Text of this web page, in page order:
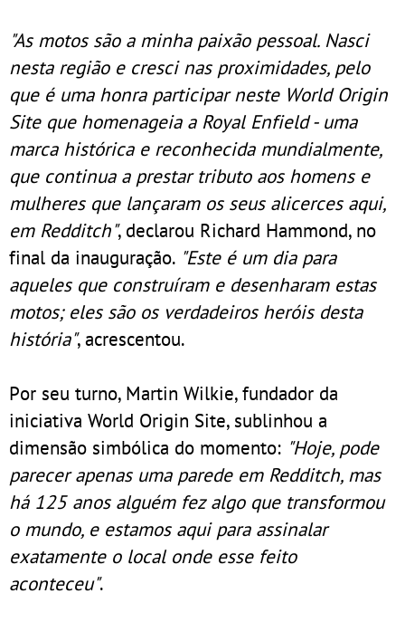
"As motos são a minha paixão pessoal. Nasci
nesta região e cresci nas proximidades, pelo
que é uma honra participar neste World Origin
Site que homenageia a Royal Enfield - uma
marca histórica e reconhecida mundialmente,
que continua a prestar tributo aos homens e
mulheres que lançaram os seus alicerces aqui,
em Redditch", declarou Richard Hammond, no
final da inauguração. "Este é um dia para
aqueles que construíram e desenharam estas
motos; eles são os verdadeiros heróis desta
história", acrescentou.
Por seu turno, Martin Wilkie, fundador da
iniciativa World Origin Site, sublinhou a
dimensão simbólica do momento: "Hoje, pode
parecer apenas uma parede em Redditch, mas
há 125 anos alguém fez algo que transformou
o mundo, e estamos aqui para assinalar
exatamente o local onde esse feito
aconteceu".